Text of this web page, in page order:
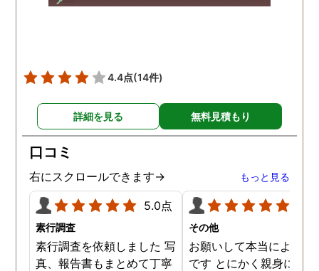
4.4点(14件)
詳細を見る 無料見積もり
口コミ
右にスクロールできます→ もっと見る
5.0点
素行調査
素行調査を依頼しました 写
真、報告書もまとめて丁寧
その他
お願いして本当によかっ
です とにかく親身にな